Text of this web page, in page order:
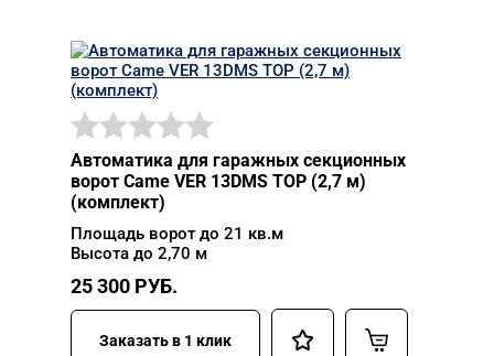
Автоматика для гаражных секционных
ворот Came VER 13DMS TOP (2,7 м)
(комплект)
Площадь ворот до 21 кв.м
Высота до 2,70 м
25 300 РУБ.
Заказать в 1 клик